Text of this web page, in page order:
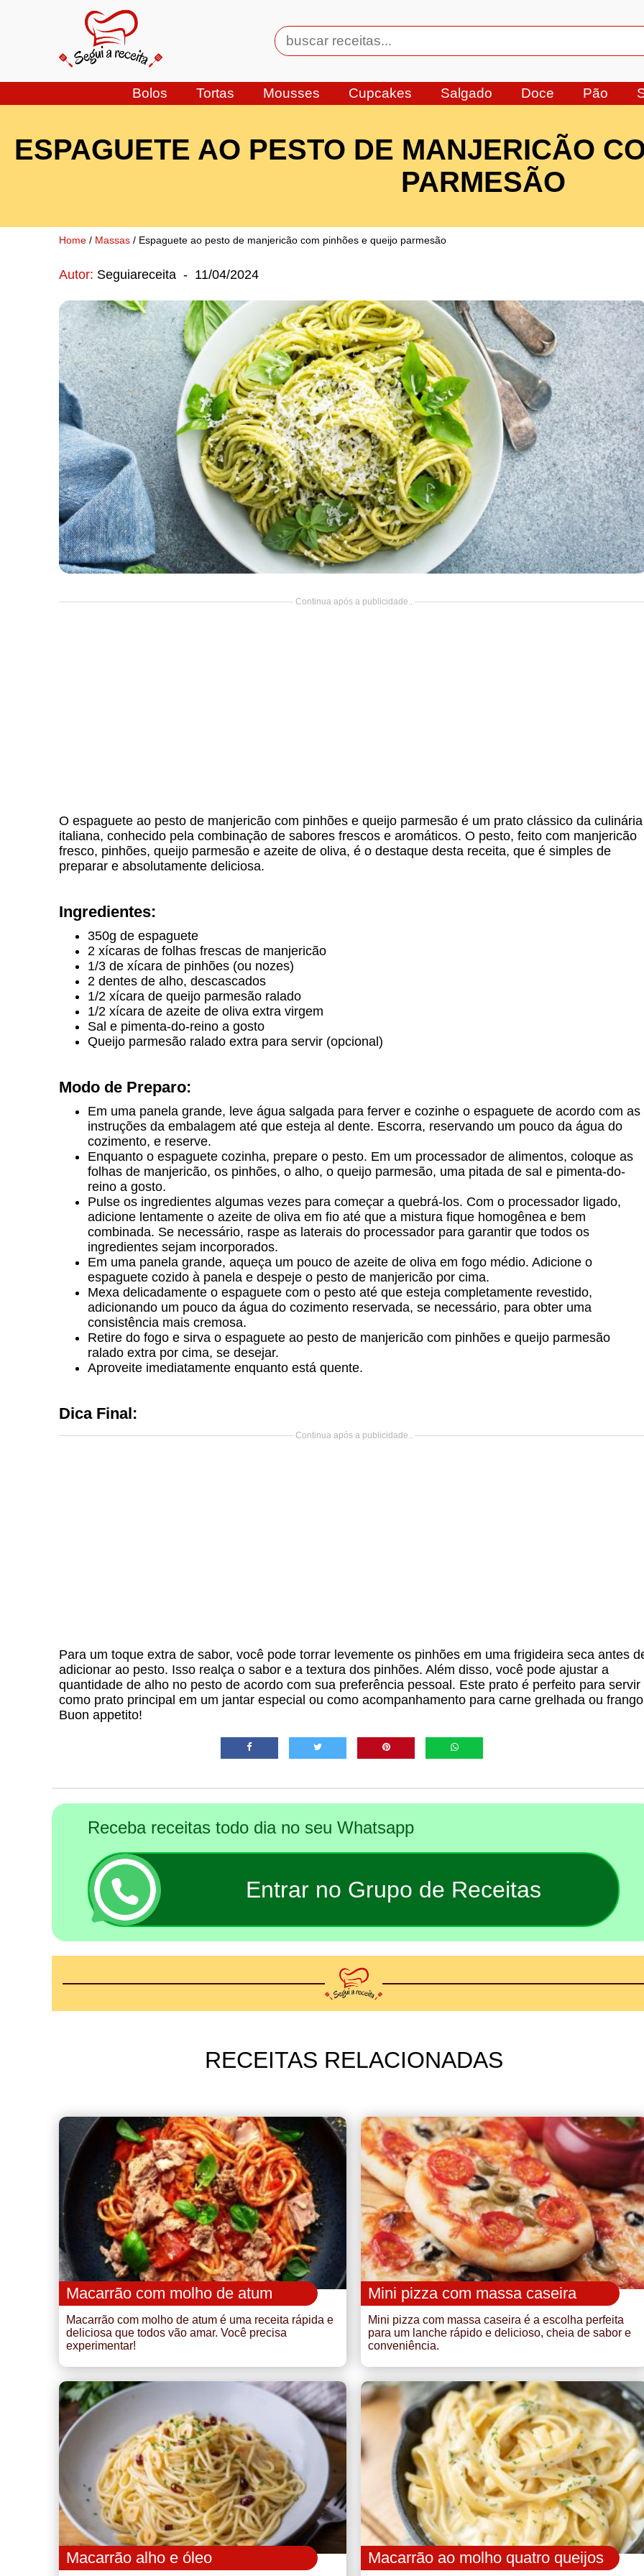
Bolos Tortas Mousses Cupcakes Salgado Doce Pão
ESPAGUETE AO PESTO DE MANJERICÃO
PARMESÃO
Home / Massas / Espaguete ao pesto de manjericão com pinhões e queijo parmesão
Autor: Seguiareceita - 11/04/2024
Continua após a publicidade..
O espaguete ao pesto de manjericão com pinhões e queijo parmesão é um prato clássico da culinária
italiana, conhecido pela combinação de sabores frescos e aromáticos. O pesto, feito com manjericão
fresco, pinhões, queijo parmesão e azeite de oliva, é o destaque desta receita, que é simples de
preparar e absolutamente deliciosa.
Ingredientes:
350g de espaguete
2 xícaras de folhas frescas de manjericão
1/3 de xícara de pinhões (ou nozes)
2 dentes de alho, descascados
1/2 xícara de queijo parmesão ralado
1/2 xícara de azeite de oliva extra virgem
Sal e pimenta-do-reino a gosto
Queijo parmesão ralado extra para servir (opcional)
Modo de Preparo:
Em uma panela grande, leve água salgada para ferver e cozinhe o espaguete de acordo com as
instruções da embalagem até que esteja al dente. Escorra, reservando um pouco da água do
cozimento, e reserve.
Enquanto o espaguete cozinha, prepare o pesto. Em um processador de alimentos, coloque as
folhas de manjericão, os pinhões, o alho, o queijo parmesão, uma pitada de sal e pimenta-do-
reino a gosto.
Pulse os ingredientes algumas vezes para começar a quebrá-los. Com o processador ligado,
adicione lentamente o azeite de oliva em fio até que a mistura fique homogênea e bem
combinada. Se necessário, raspe as laterais do processador para garantir que todos os
ingredientes sejam incorporados.
Em uma panela grande, aqueça um pouco de azeite de oliva em fogo médio. Adicione o
espaguete cozido à panela e despeje o pesto de manjericão por cima.
Mexa delicadamente o espaguete com o pesto até que esteja completamente revestido,
adicionando um pouco da água do cozimento reservada, se necessário, para obter uma
consistência mais cremosa.
Retire do fogo e sirva o espaguete ao pesto de manjericão com pinhões e queijo parmesão
ralado extra por cima, se desejar.
Aproveite imediatamente enquanto está quente.
Dica Final:
Continua após a publicidade..
Para um toque extra de sabor, você pode torrar levemente os pinhões em uma frigideira seca antes
adicionar ao pesto. Isso realça o sabor e a textura dos pinhões. Além disso, você pode ajustar a
quantidade de alho no pesto de acordo com sua preferência pessoal. Este prato é perfeito para servir
como prato principal em um jantar especial ou como acompanhamento para carne grelhada ou
Buon appetito!
Receba receitas todo dia no seu Whatsapp
Entrar no Grupo de Receitas
RECEITAS RELACIONADAS
Macarrão com molho de atum
Macarrão com molho de atum é uma receita rápida e
deliciosa que todos vão amar. Você precisa
experimentar!
Mini pizza com massa caseira
Mini pizza com massa caseira é a escolha perfeita
para um lanche rápido e delicioso, cheia de sabor e
conveniência.
Macarrão alho e óleo Macarrão ao molho quatro queijos